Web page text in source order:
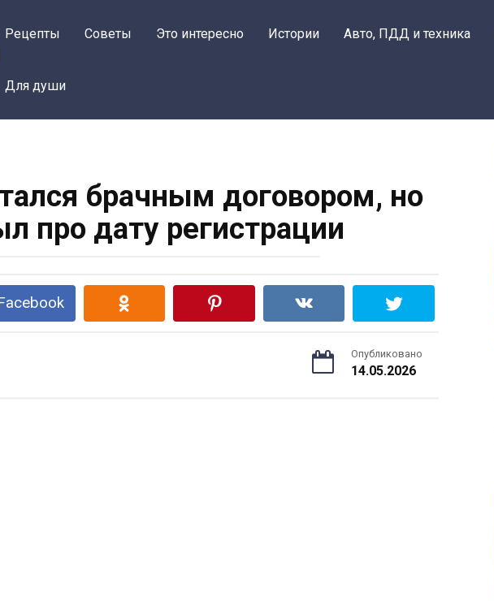
Рецепты Советы Это интересно Истории Авто, ПДД и техника
Для души
брачным договором, но
про дату регистрации
Опубликовано
14.05.2026